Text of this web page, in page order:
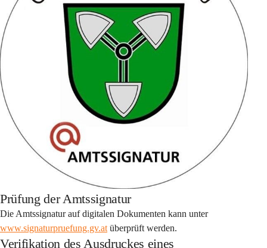
Prüfung der Amtssignatur
Die Amtssignatur auf digitalen Dokumenten kann unter
www.signaturpruefung.gv.at überprüft werden.
Verifikation des Ausdruckes eines